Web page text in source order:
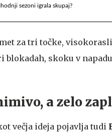
sezoni igrala skupaj?
za tri točke,
blokadah, skoku v
a zelo
večja ideja pojavlja tudi